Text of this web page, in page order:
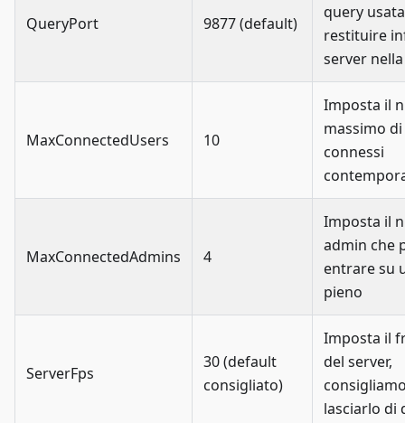
QueryPort 9877 (default)
query
restituire
server
MaxConnectedUsers 10
Imposta il
massimo
connessi
MaxConnectedAdmins 4
Imposta il
admin che
entrare su
pieno
ServerFps
30 (default
consigliato)
Imposta il
del server,
lasciarlo di